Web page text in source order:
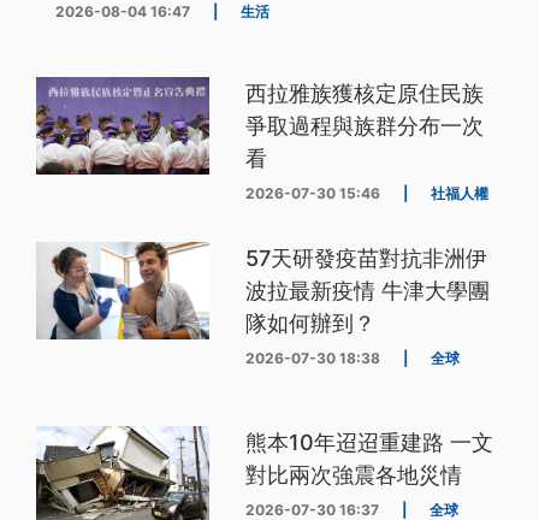
2026-08-04 16:47 生活
西拉雅族獲核定原住民族
爭取過程與族群分布一次
看
2026-07-30 15:46 社福人權
57天研發疫苗對抗非洲伊
波拉最新疫情 牛津大學團
隊如何辦到？
2026-07-30 18:38 全球
熊本10年迢迢重建路 一文
對比兩次強震各地災情
2026-07-30 16:37 全球